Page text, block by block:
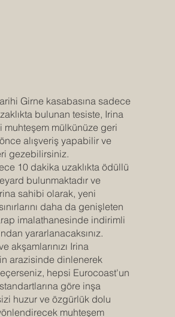
Girne kasabasına sadece
bulunan tesiste, Irina
muhteşem mülkünüze geri
alışveriş yapabilir ve
gezebilirsiniz.
10 dakika uzaklıkta ödüllü
bulunmaktadır ve
sahibi olarak, yeni
daha da genişleten
imalathanesinde indirimli
yararlanacaksınız.
akşamlarınızı Irina
arazisinde dinlenerek
hepsi Eurocoast'un
göre inşa
huzur ve özgürlük dolu
muhteşem